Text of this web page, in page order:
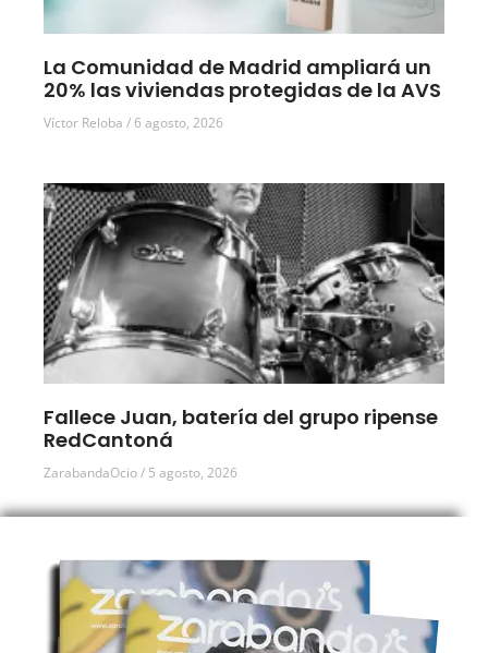
La Comunidad de Madrid ampliará un
20% las viviendas protegidas de la AVS
Víctor Reloba 6 agosto, 2026
Fallece Juan, batería del grupo ripense
RedCantoná
ZarabandaOcio 5 agosto, 2026